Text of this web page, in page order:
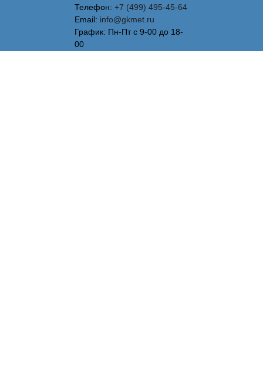
Телефон: +7 (499) 495-45-64
Email: info@gkmet.ru
График: Пн-Пт с 9-00 до 18-
00